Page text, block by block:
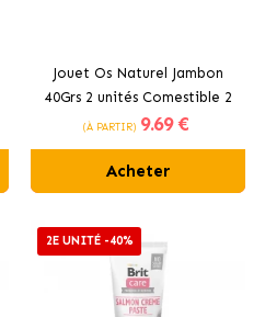
Jouet Os Naturel Jambon
40Grs 2 unités Comestible 2
unités Ferplast
(À PARTIR) 9.69 €
Acheter
2E UNITÉ -40%